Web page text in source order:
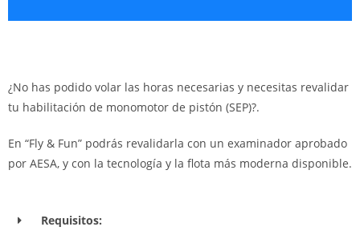
¿No has podido volar las horas necesarias y necesitas revalidar
tu habilitación de monomotor de pistón (SEP)?.
En “Fly & Fun” podrás revalidarla con un examinador aprobado
por AESA, y con la tecnología y la flota más moderna disponible.
Requisitos: